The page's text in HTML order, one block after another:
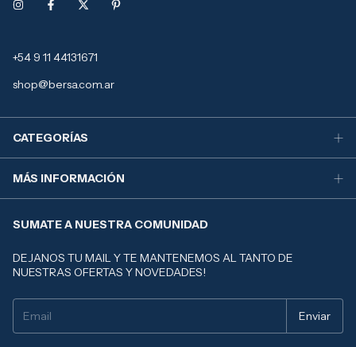
+54 9 11 44131671
shop@bersa.com.ar
CATEGORÍAS
MÁS INFORMACIÓN
SUMATE A NUESTRA COMUNIDAD
DEJANOS TU MAIL Y TE MANTENEMOS AL TANTO DE
NUESTRAS OFERTAS Y NOVEDADES!